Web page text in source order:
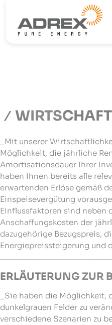
_Mit unserer
Möglichkeit, die jährliche
Amortisationsdauer Ihrer
haben Ihnen bereits alle
erwartenden Erlöse gemäß
Einspeisevergütung
Einflussfaktoren sind neben
Anschaffungskosten der
dazugehörige Bezugspreis,
Energiepreissteigerung und
ERLÄUTERUNG ZUR
_Sie haben die Möglichkeit,
dunkelgrauen Felder zu
verschiedene Szenarien zu